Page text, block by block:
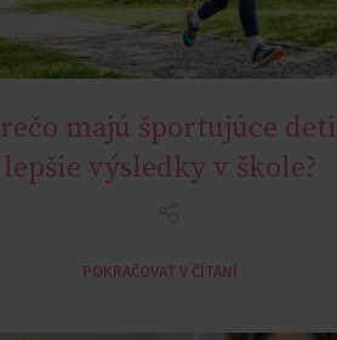
SYNOVIALIS ACTIVE KIDS 10+Y
majú športujúce deti
lepšie výsledky v škole?
POKRAČOVAŤ V ČÍTANÍ